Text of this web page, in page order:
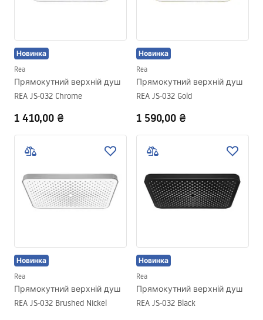
Новинка
Rea
Прямокутний верхній душ
REA JS-032 Chrome
1 410,00 ₴
Новинка
Rea
Прямокутний верхній душ
REA JS-032 Gold
1 590,00 ₴
Новинка
Rea
Прямокутний верхній душ
REA JS-032 Brushed Nickel
Новинка
Rea
Прямокутний верхній душ
REA JS-032 Black